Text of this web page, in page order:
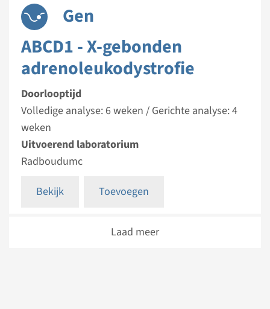
Gen
ABCD1 - X-gebonden
adrenoleukodystrofie
Doorlooptijd
Volledige analyse: 6 weken / Gerichte analyse: 4
weken
Uitvoerend laboratorium
Radboudumc
Bekijk
Toevoegen
Laad meer